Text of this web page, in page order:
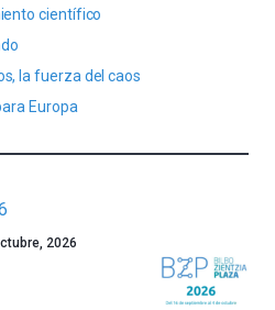
científico
la fuerza del caos
Europa
2026